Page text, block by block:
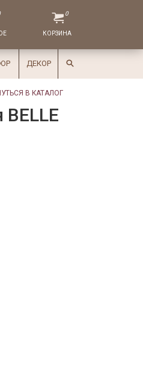
0
КОРЗИНА
ДЕКОР
В КАТАЛОГ